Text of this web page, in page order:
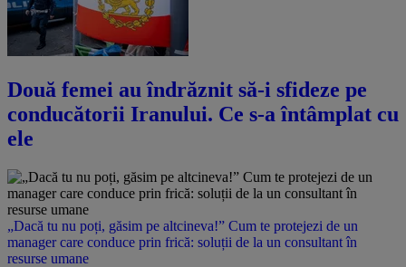
Două femei au îndrăznit să-i sfideze pe
conducătorii Iranului. Ce s-a întâmplat cu
ele
„Dacă tu nu poți, găsim pe altcineva!” Cum te protejezi de un
manager care conduce prin frică: soluții de la un consultant în
resurse umane